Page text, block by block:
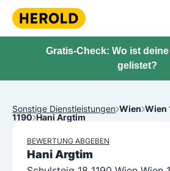
Gratis-Check: Wo ist
gelistet?
Sonstige Dienstleistungen Wien Wien
1190 Hani Argtim
BEWERTUNG ABGEBEN
Hani Argtim